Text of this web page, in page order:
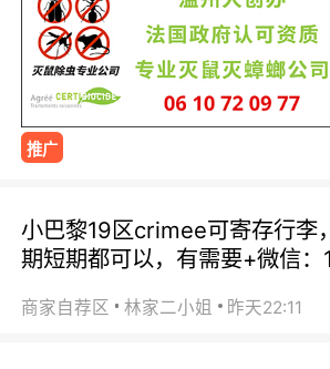
推广
小巴黎19区crimee可寄存行李
期短期都可以，有需要+微信：
商家自荐区 林家二小姐 昨天22:11